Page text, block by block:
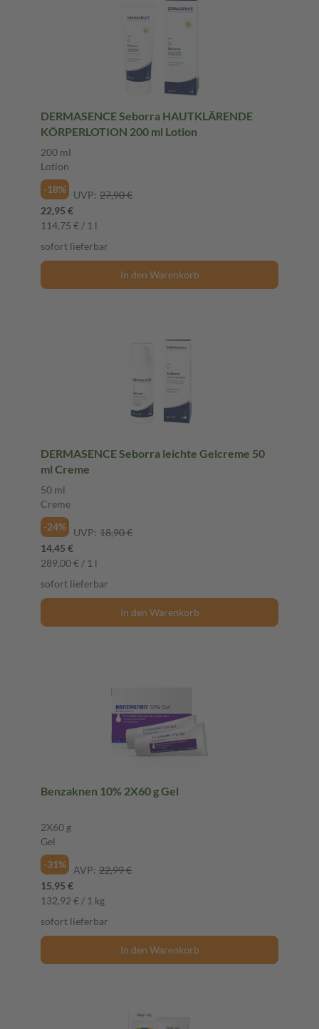
DERMASENCE Seborra HAUTKLÄRENDE
KÖRPERLOTION 200 ml Lotion
200 ml
Lotion
-18%
UVP: 27,90 €
22,95 €
114,75 € / 1 l
sofort lieferbar
In den Warenkorb
DERMASENCE Seborra leichte Gelcreme 50
ml Creme
50 ml
Creme
-24%
UVP: 18,90 €
14,45 €
289,00 € / 1 l
sofort lieferbar
In den Warenkorb
Benzaknen 10% 2X60 g Gel
2X60 g
Gel
-31%
AVP: 22,99 €
15,95 €
132,92 € / 1 kg
sofort lieferbar
In den Warenkorb